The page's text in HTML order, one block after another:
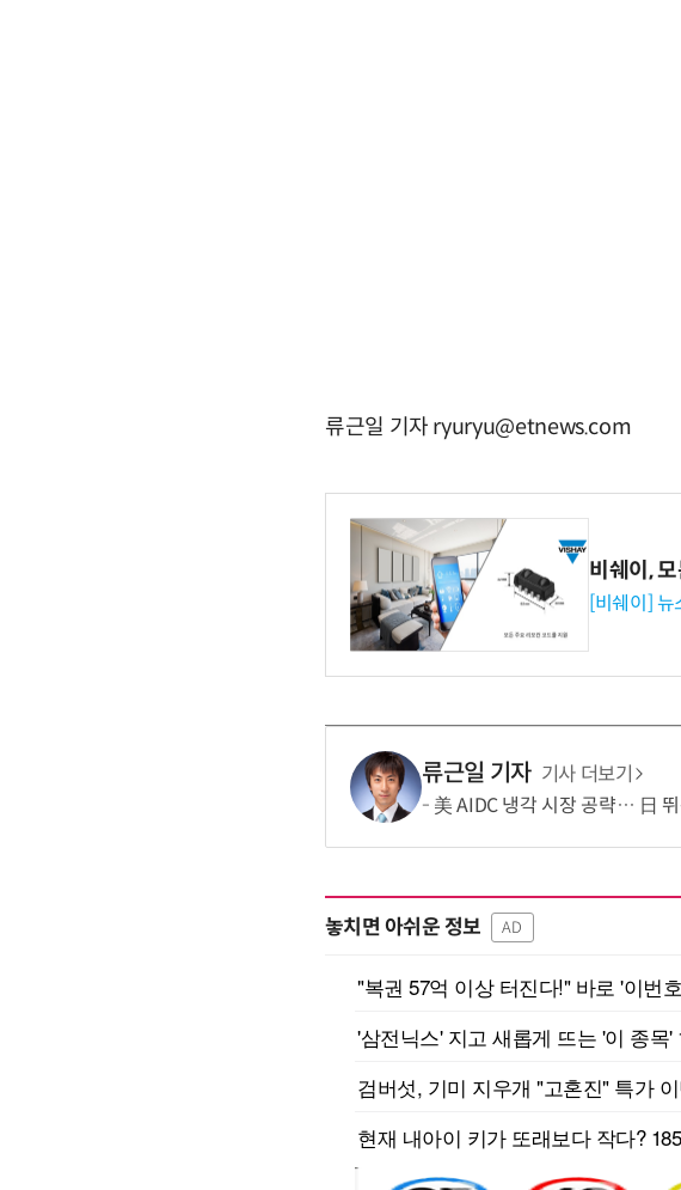
류근일 기자 ryuryu@etnews.com
비쉐이,
[비쉐이] 뉴
류근일 기자 기사 더보기
美 AIDC 냉각 시장 공략… 日 뛰
놓치면 아쉬운 정보 AD